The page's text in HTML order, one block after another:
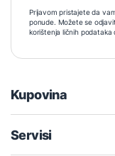
Prijavom pristajete da
ponude. Možete se
korištenja ličnih podataka
Kupovina
Servisi